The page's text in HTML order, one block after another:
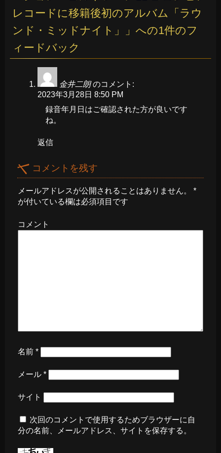
レコードに移籍後初のアルバム「ラウ
ンド・ミッドナイト」
」への1件のフ
ィードバック
金井二朗 のコメント:
2023年3月28日 8:50 PM
録音年月日はご確認された方が良いです
ね。
返信
コメントを残す
メールアドレスが公開されることはありません。
*
が付いている欄は必須項目です
コメント
名前 *
メール *
サイト
次回のコメントで使用するためブラウザーに自
分の名前、メールアドレス、サイトを保存する。